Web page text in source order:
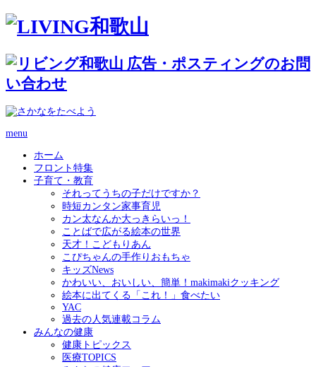
menu
ホーム
フロント特集
子育て・教育
それってうちの子だけですか？
時短カンタン家事育児
カン太なんか大っきらいっ！
ことばで広がる絵本の世界
天才！こどもりあん
こぴちゃんの手作りおもちゃ
キッズNews
かわいい、おいしい、簡単！makimakiクッキング
絵本に出てくる「これ！」食べたい
YAC
過去の人気連載コラム
みんなの健康
健康トピックス
医療TOPICS